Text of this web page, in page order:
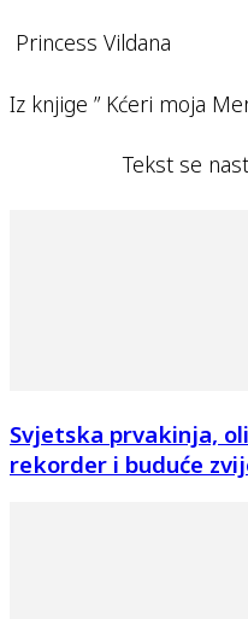
Princess Vildana
Iz knjige ” Kćeri moja
Tekst se
Svjetska prvakinja,
rekorder i buduće